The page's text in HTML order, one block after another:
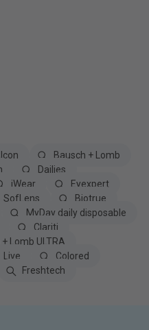
Bausch + Lomb
Dailies
iWear
Eyexpert
SofLens
Biotrue
MyDay daily disposable
Clariti
Lomb ULTRA
Live
Colored
Freshtech